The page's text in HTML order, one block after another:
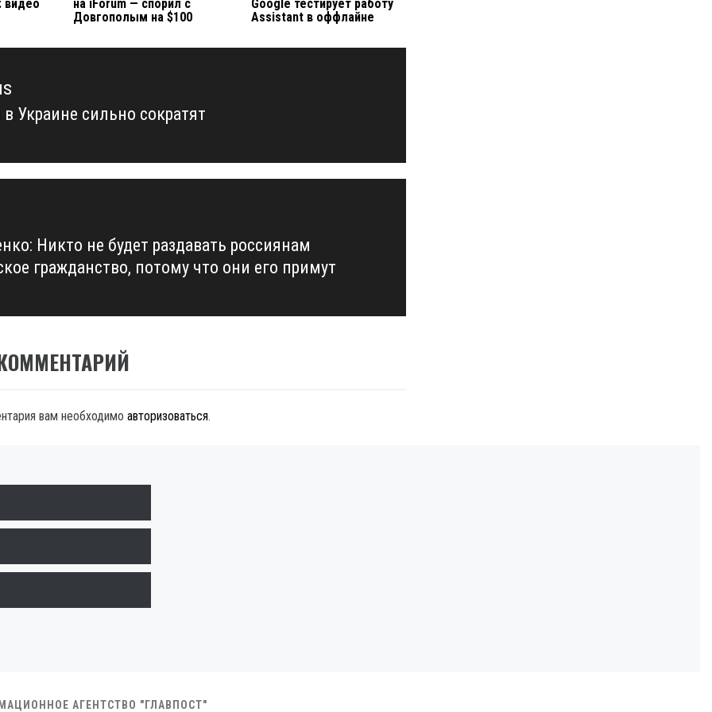
видео
на iForum — спорил с
Довгополым на $100
Google тестирует работу
Assistant в оффлайне
Украине сильно сократят
Никто не будет раздавать россиянам
гражданство, потому что они его примут
вам необходимо авторизоваться.
АГЕНТСТВО "ГЛАВПОСТ"